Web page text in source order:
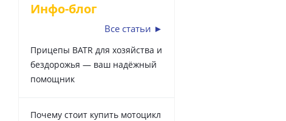
Инфо-блог
Все статьи ►
Прицепы BATR для хозяйства и
бездорожья — ваш надёжный
помощник
Почему стоит купить мотоцикл